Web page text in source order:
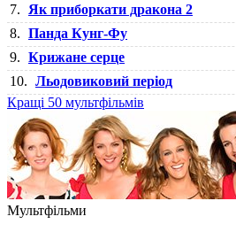
7.
Як приборкати дракона 2
8. Панда Кунг-Фу
9. Крижане серце
10. Льодовиковий період
Кращі 50 мультфільмів
Мультфільми